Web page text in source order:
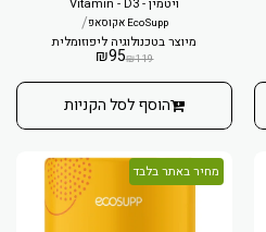
EcoSupp אקוסאפ /
מיוצר בטכנולוגיה ליפוזומלית
₪119
₪95
הוסף לסל הקניות
מחיר באתר בלבד